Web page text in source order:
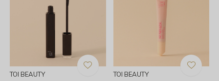
TOI BEAUTY TOI BEAUTY